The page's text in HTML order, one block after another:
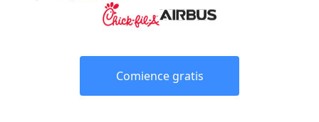
Comience gratis